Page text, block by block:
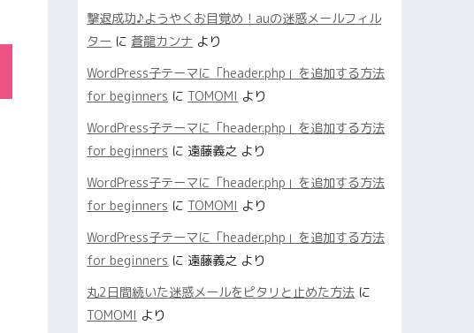
撃退成功♪ようやくお目覚め！auの迷惑メールフィル
ター に 蒼龍カンナ より
WordPress子テーマに「header.php」を追加する方法
for beginners に TOMOMI より
WordPress子テーマに「header.php」を追加する方法
for beginners に 遠藤義之 より
WordPress子テーマに「header.php」を追加する方法
for beginners に TOMOMI より
WordPress子テーマに「header.php」を追加する方法
for beginners に 遠藤義之 より
丸2日間続いた迷惑メールをピタリと止めた方法 に
TOMOMI より